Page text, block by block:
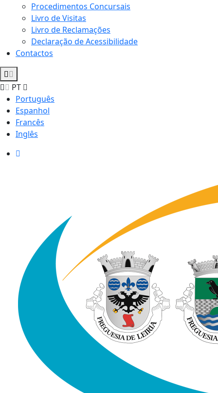
Procedimentos Concursais
Livro de Visitas
Livro de Reclamações
Declaração de Acessibilidade
Contactos
PT
Português
Espanhol
Francês
Inglês